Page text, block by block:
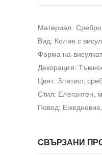
Материал: Сребро
Вид: Колие с
Форма на
Декорация:
Цвят: Златист,
Стил: Елегантен,
Повод:
СВЪРЗАНИ